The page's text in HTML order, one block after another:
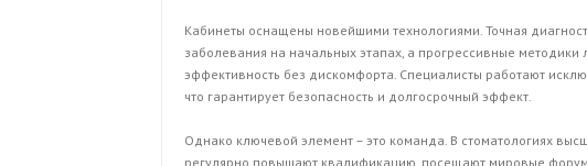
Кабинеты оснащены новейшими технологиями. Точная
заболевания на начальных этапах, а прогрессивные
эффективность без дискомфорта. Специалисты работают
что гарантирует безопасность и долгосрочный эффект.
Однако ключевой элемент – это команда. В стоматологиях
регулярно повышают квалификацию, посещают мировые